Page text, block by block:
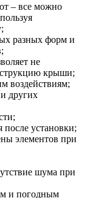
– все можно
разных форм и
не
крыши;
воздействиям;
других
установки;
элементов при
шума при
и погодным